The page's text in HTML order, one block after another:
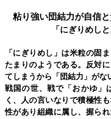
粘り強い団結力が自信
「にぎりめしと
「にぎりめし」は米粒の固
たまりのようである。反対
てしまうから「団結力」がな
戦国の世、戦で「おかゆ」
く、人の言いなりで積極性
性があり組織に属し、握ら